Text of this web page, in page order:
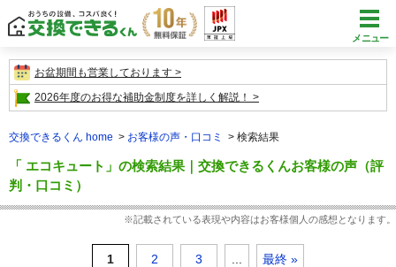
メニュー
お盆期間も営業しております
2026年度のお得な補助金制度を詳しく解説！
交換できるくん home お客様の声・口コミ 検索結果
「 エコキュート」の検索結果｜交換できるくんお客様の声（評
判・口コミ）
※記載されている表現や内容はお客様個人の感想となります。
1 2 3 最終 »